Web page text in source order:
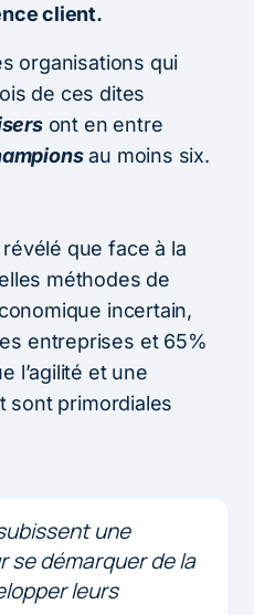
client.
organisations qui
de ces dites
ont en entre
au moins six.
que face à la
méthodes de
incertain,
entreprises et 65%
l’agilité et une
sont primordiales
une
se démarquer de la
leurs